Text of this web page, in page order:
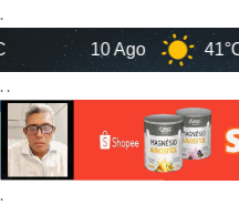
.
10 Ago 41°C
. .
.